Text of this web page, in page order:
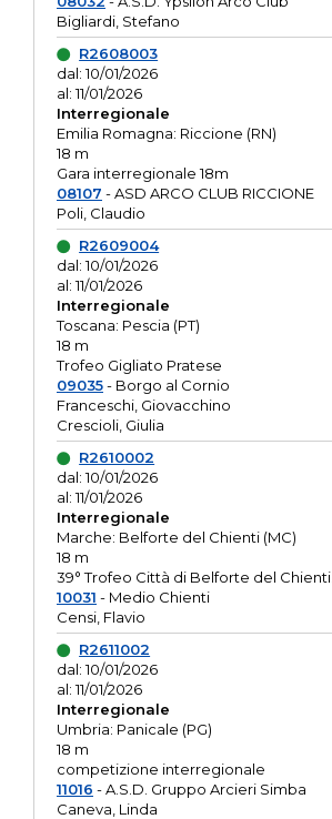
Bigliardi, Stefano
R2608003
dal: 10/01/2026
al: 11/01/2026
Interregionale
Emilia Romagna: Riccione (RN)
18 m
Gara interregionale 18m
08107 - ASD ARCO CLUB RICCIONE
Poli, Claudio
R2609004
dal: 10/01/2026
al: 11/01/2026
Interregionale
Toscana: Pescia (PT)
18 m
Trofeo Gigliato Pratese
09035- Borgo al Cornio
Franceschi, Giovacchino
Crescioli, Giulia
R2610002
dal: 10/01/2026
al: 11/01/2026
Interregionale
Marche: Belforte del Chienti (MC)
18 m
39° Trofeo Città di Belforte del Chienti.
10031 - Medio Chienti
Censi, Flavio
R2611002
dal: 10/01/2026
al: 11/01/2026
Interregionale
Umbria: Panicale (PG)
18 m
competizione interregionale
11016 - A.S.D. Gruppo Arcieri Simba
Caneva, Linda